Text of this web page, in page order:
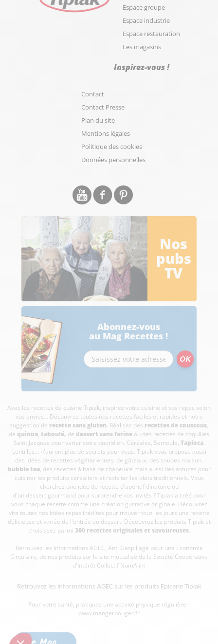
Espace groupe
Espace industrie
Espace restauration
Les magasins
Inspirez-vous !
Contact
Contact Presse
Plan du site
Mentions légales
Politique des cookies
Données personnelles
Nos
pubs
TV
Abonnez-vous
au Mag Recettes !
Avec les recettes de cuisine Tipiak, inspirez votre cuisine et vos repas selon
vos envies... Découvrez toutes nos recettes faciles et rapides et notre
suggestion de recette sans gluten. Réalisez des recettes de couscous,
de quinoa, taboulé, de dessert sans farine ou des recettes de coquilles
Saint Jacques pour varier votre quotidien. Céréales, Semoule, Tapioca,
Lentilles... n'auront plus de secrets pour vous. Tipiak vous propose aussi
des idées de recettes végétariennes, de gâteaux, des soupes maison,
bubble tea, des recettes à base de chapelure mais aussi des astuces pour
cuisiner les produits céréaliers et revisiter les plats traditionnels. Vous
cherchez une idée de recette d'apéritif dînatoire ou
d'un dessert gourmand pour surprendre vos invités ? Tipiak a créé pour
vous chaque recette comme une création gustative originale. Découvrez
vite toutes nos idées repas inédites pour trouver tous les jours une recette
délicieuse et variée de l'entrée au dessert. Découvrez les produits Tipiak et
choisissez parmi 300 recettes originales et savoureuses.
Retrouvez les informations AGEC, Anti Gaspillage pour une Economie
Circulaire, de nos produits sur le site mutualisé de la Société Coopérative
d'Intérêt Collectif NumAlim
Retrouvez les informations AGEC sur les produits Epicerie Tipiak
Pour votre santé, pratiquez une activité physique régulière -
www.mangerbouger.fr